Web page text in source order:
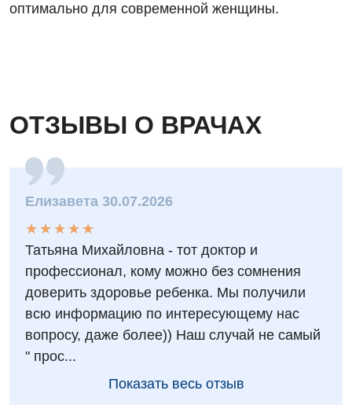
оптимально для современной женщины.
ОТЗЫВЫ О ВРАЧАХ
Елизавета 30.07.2026
★
★
★
★
★
★ ★ ★ ★ ★
Татьяна Михайловна - тот доктор и
профессионал, кому можно без сомнения
доверить здоровье ребенка. Мы получили
всю информацию по интересующему нас
вопросу, даже более)) Наш случай не самый
" прос...
Показать весь отзыв